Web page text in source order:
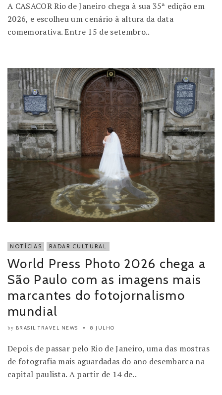
A CASACOR Rio de Janeiro chega à sua 35ª edição em
2026, e escolheu um cenário à altura da data
comemorativa. Entre 15 de setembro..
NOTÍCIAS RADAR CULTURAL
World Press Photo 2026 chega a
São Paulo com as imagens mais
marcantes do fotojornalismo
mundial
by BRASIL TRAVEL NEWS 8 JULHO
Depois de passar pelo Rio de Janeiro, uma das mostras
de fotografia mais aguardadas do ano desembarca na
capital paulista. A partir de 14 de..